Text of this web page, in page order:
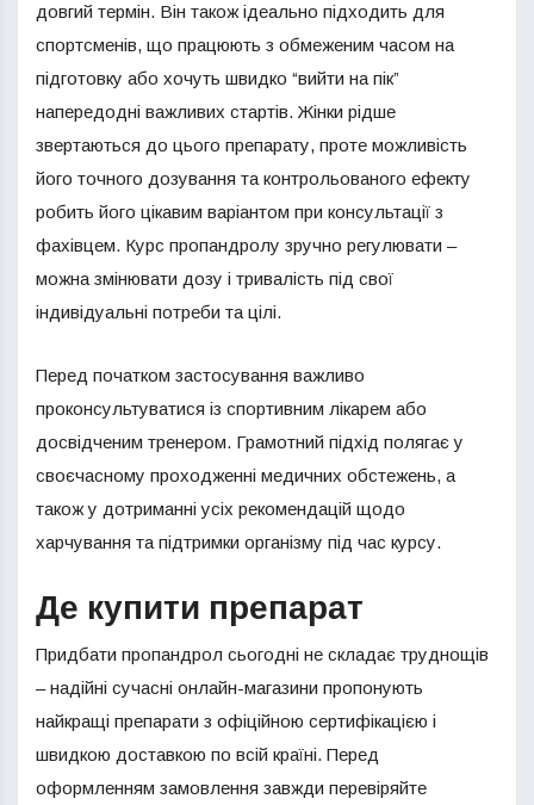
довгий термін. Він також ідеально підходить для
спортсменів, що працюють з обмеженим часом на
підготовку або хочуть швидко “вийти на пік”
напередодні важливих стартів. Жінки рідше
звертаються до цього препарату, проте можливість
його точного дозування та контрольованого ефекту
робить його цікавим варіантом при консультації з
фахівцем. Курс пропандролу зручно регулювати –
можна змінювати дозу і тривалість під свої
індивідуальні потреби та цілі.
Перед початком застосування важливо
проконсультуватися із спортивним лікарем або
досвідченим тренером. Грамотний підхід полягає у
своєчасному проходженні медичних обстежень, а
також у дотриманні усіх рекомендацій щодо
харчування та підтримки організму під час курсу.
Де купити препарат
Придбати пропандрол сьогодні не складає труднощів
– надійні сучасні онлайн-магазини пропонують
найкращі препарати з офіційною сертифікацією і
швидкою доставкою по всій країні. Перед
оформленням замовлення завжди перевіряйте